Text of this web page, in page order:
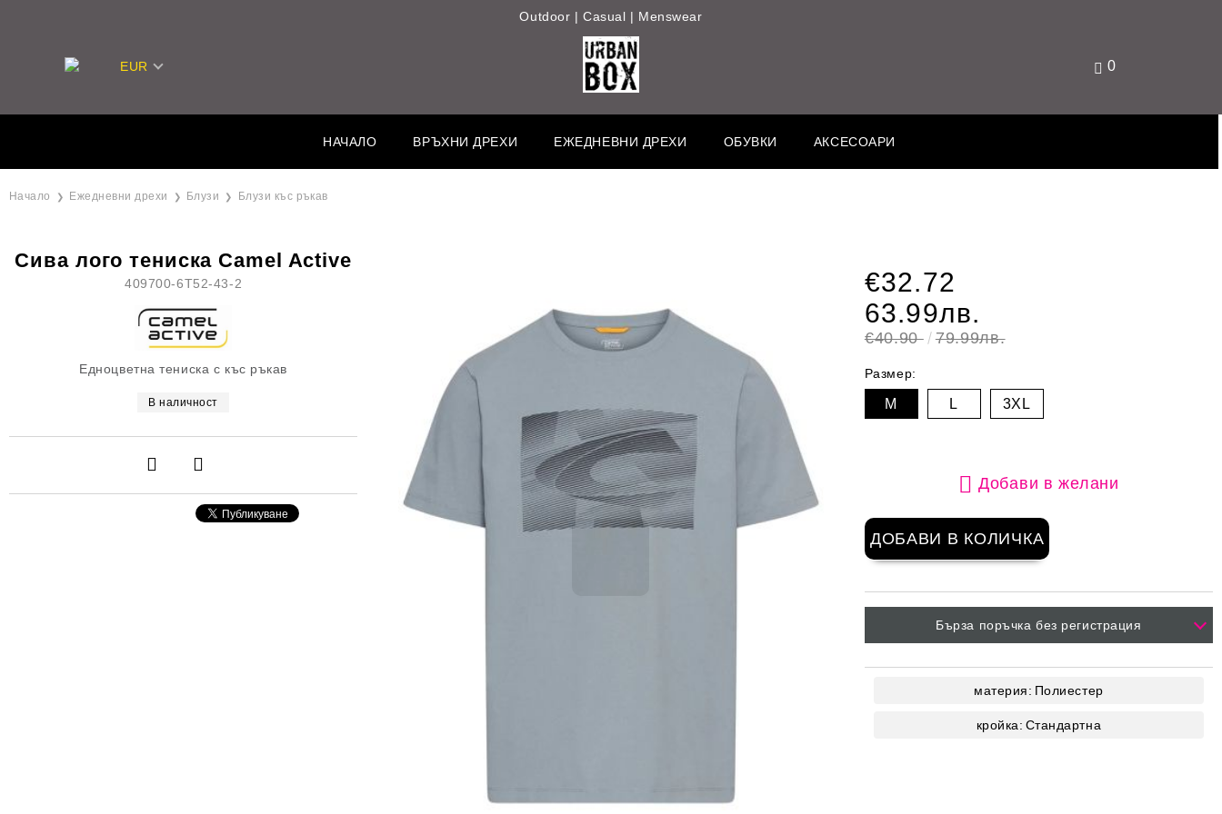
Outdoor | Casual | Menswear
EUR 0
НАЧАЛО ВРЪХНИ ДРЕХИ ЕЖЕДНЕВНИ ДРЕХИ ОБУВКИ АКСЕСОАРИ
Начало Ежедневни дрехи Блузи Блузи къс ръкав
Сива лого тениска Camel Active
409700-6T52-43-2
Едноцветна тениска с къс ръкав
В наличност
€32.72
63.99лв.
€40.90 79.99лв.
Размер:
M L 3XL
Добави в желани
Бърза поръчка без регистрация
материя: Полиестер
кройка: Стандартна